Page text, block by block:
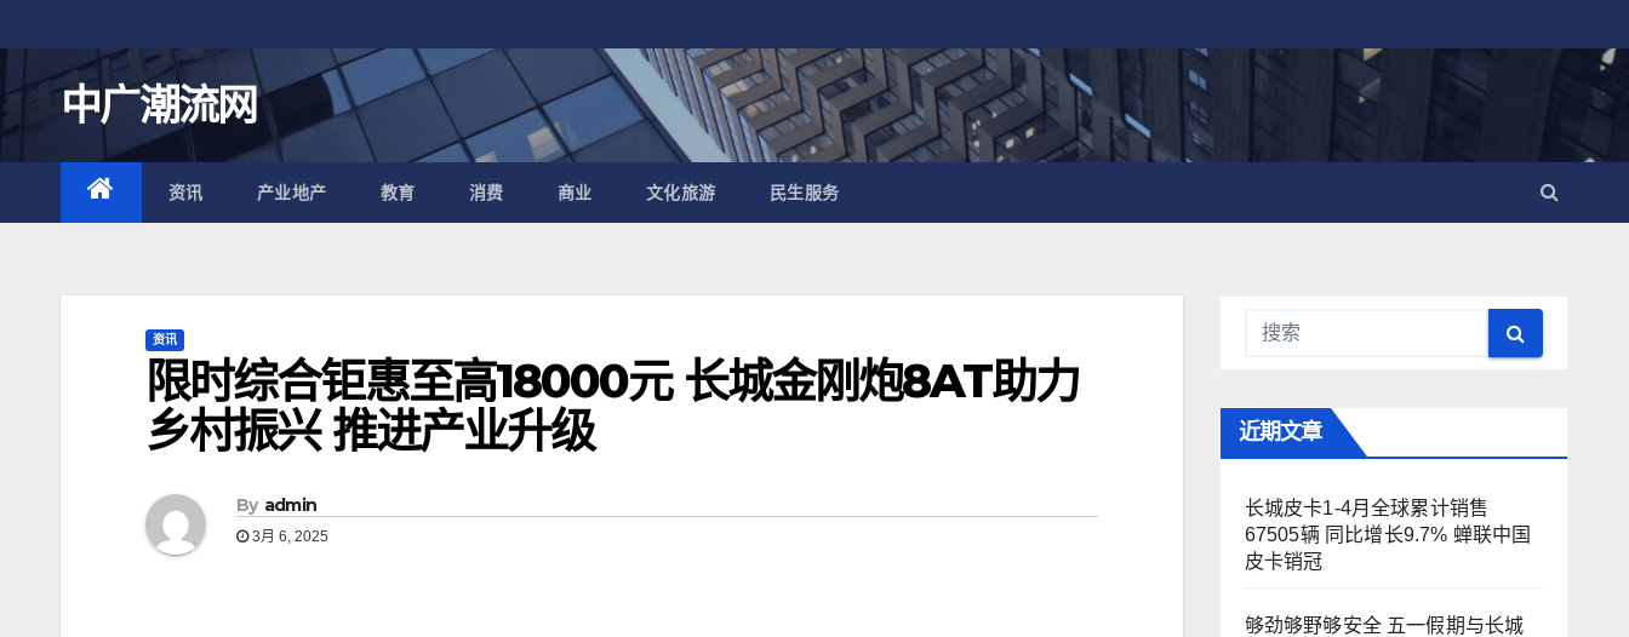
至
内
容
中广潮流网
资讯 产业地产 教育 消费 商业 文化旅游 民生服务
资讯
限时综合钜惠至高18000元 长城金刚炮8AT助力
乡村振兴 推进产业升级
By admin
3月 6, 2025
近期文章
长城皮卡1-4月全球累计销售
67505辆 同比增长9.7% 蝉联中国
皮卡销冠
够劲够野够安全 五一假期与长城